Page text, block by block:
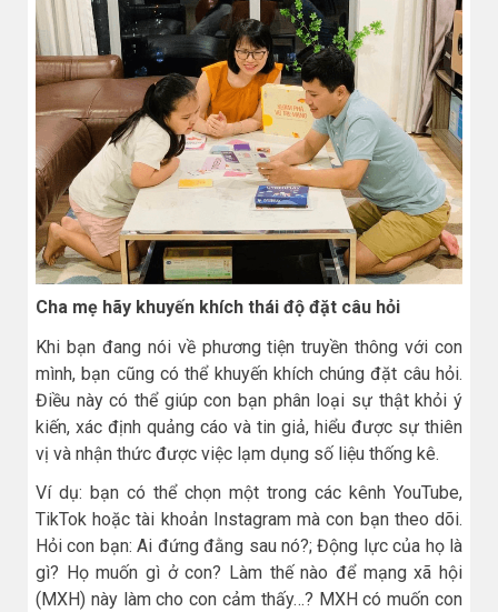
Cha mẹ hãy khuyến khích thái độ đặt câu hỏi
Khi bạn đang nói về phương tiện truyền thông với con
mình, bạn cũng có thể khuyến khích chúng đặt câu hỏi.
Điều này có thể giúp con bạn phân loại sự thật khỏi ý
kiến, xác định quảng cáo và tin giả, hiểu được sự thiên
vị và nhận thức được việc lạm dụng số liệu thống kê.
Ví dụ: bạn có thể chọn một trong các kênh YouTube,
TikTok hoặc tài khoản Instagram mà con bạn theo dõi.
Hỏi con bạn: Ai đứng đằng sau nó?; Động lực của họ là
gì? Họ muốn gì ở con? Làm thế nào để mạng xã hội
(MXH) này làm cho con cảm thấy…? MXH có muốn con